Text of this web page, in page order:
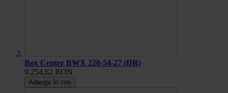
Box Center BWX 220-54-27 (DR)
9.254,62 RON
Adauga în cos